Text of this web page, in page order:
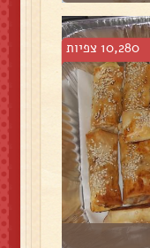
10,280 צפיות